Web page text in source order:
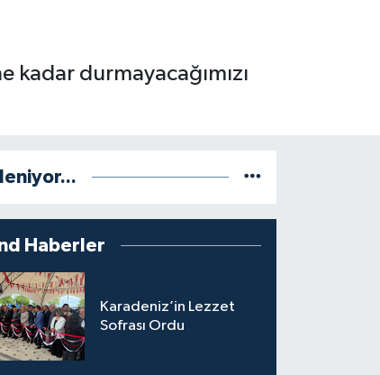
durmayacağımızı
Haberler
Karadeniz’in Lezzet
Sofrası Ordu